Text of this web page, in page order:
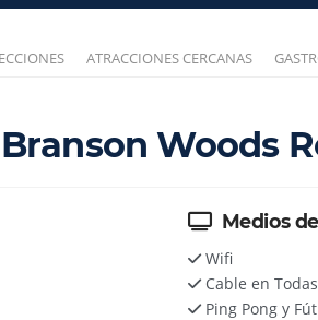
ATRACCIONES CERCANAS
Woods
Medios de
Wifi
Cable en
Ping Pong y